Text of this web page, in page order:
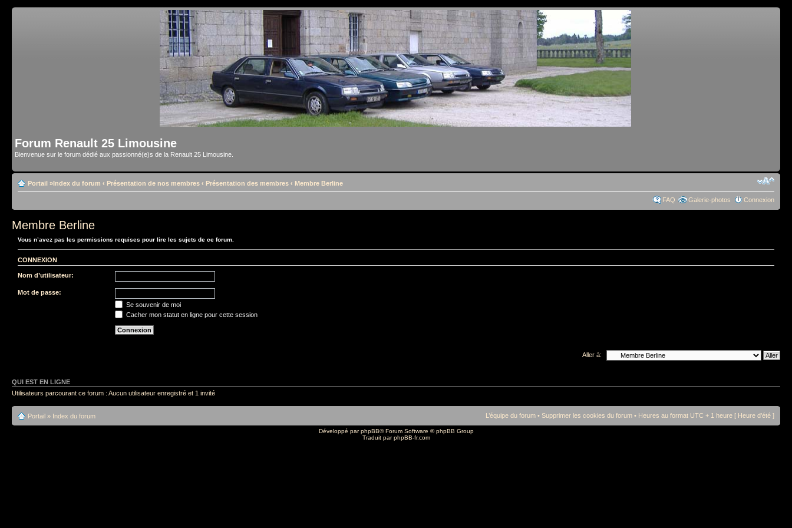
Forum Renault 25 Limousine
Bienvenue sur le forum dédié aux passionné(e)s de la Renault 25 Limousine.
Portail »Index du forum ‹ Présentation de nos membres ‹ Présentation des membres ‹ Membre Berline
FAQ Galerie-photos Connexion
Membre Berline
Vous n’avez pas les permissions requises pour lire les sujets de ce forum.
CONNEXION
Nom d’utilisateur:
Mot de passe:
Se souvenir de moi
Cacher mon statut en ligne pour cette session
Aller à:
QUI EST EN LIGNE
Utilisateurs parcourant ce forum : Aucun utilisateur enregistré et 1 invité
Portail » Index du forum L’équipe du forum • Supprimer les cookies du forum • Heures au format UTC + 1 heure [ Heure d’été ]
Développé parphpBB® Forum Software © phpBB Group
Traduit parphpBB-fr.com